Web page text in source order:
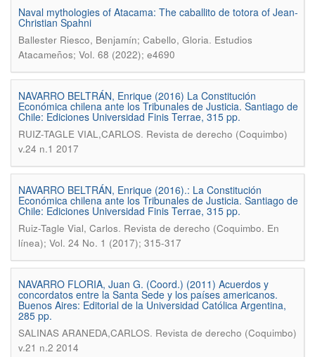
Naval mythologies of Atacama: The caballito de totora of Jean-
Christian Spahni
Ballester Riesco, Benjamín; Cabello, Gloria. Estudios
Atacameños; Vol. 68 (2022); e4690
NAVARRO BELTRÁN, Enrique (2016) La Constitución
Económica chilena ante los Tribunales de Justicia. Santiago de
Chile: Ediciones Universidad Finis Terrae, 315 pp.
RUIZ-TAGLE VIAL,CARLOS. Revista de derecho (Coquimbo)
v.24 n.1 2017
NAVARRO BELTRÁN, Enrique (2016).: La Constitución
Económica chilena ante los Tribunales de Justicia. Santiago de
Chile: Ediciones Universidad Finis Terrae, 315 pp.
Ruiz-Tagle Vial, Carlos. Revista de derecho (Coquimbo. En
línea); Vol. 24 No. 1 (2017); 315-317
NAVARRO FLORIA, Juan G. (Coord.) (2011) Acuerdos y
concordatos entre la Santa Sede y los países americanos.
Buenos Aires: Editorial de la Universidad Católica Argentina,
285 pp.
SALINAS ARANEDA,CARLOS. Revista de derecho (Coquimbo)
v.21 n.2 2014